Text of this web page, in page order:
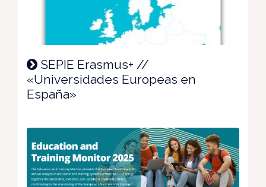
SEPIE Erasmus+ //
«Universidades Europeas en
España»